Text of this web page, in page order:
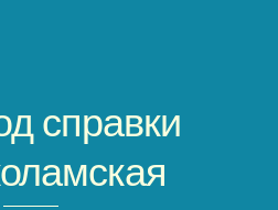
справки